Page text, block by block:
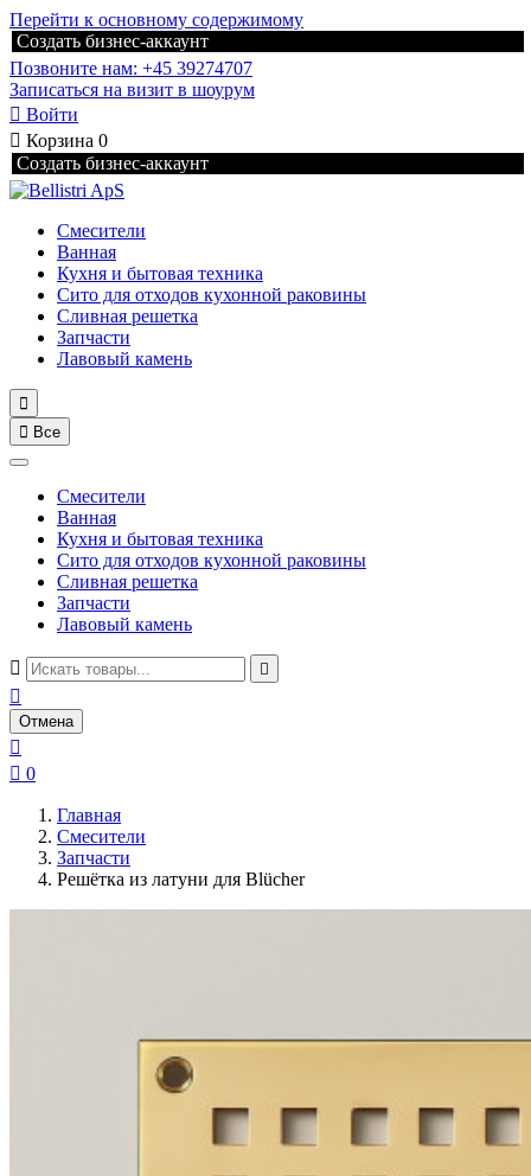
Перейти к основному содержимому
Создать бизнес-аккаунт
Позвоните нам: +45 39274707
Записаться на визит в шоурум
 Войти
 Корзина 0
Создать бизнес-аккаунт
Смесители
Ванная
Кухня и бытовая техника
Сито для отходов кухонной раковины
Сливная решетка
Запчасти
Лавовый камень

 Все
Смесители
Ванная
Кухня и бытовая техника
Сито для отходов кухонной раковины
Сливная решетка
Запчасти
Лавовый камень
 

Отмена

 0
Главная
Смесители
Запчасти
Решётка из латуни для Blücher